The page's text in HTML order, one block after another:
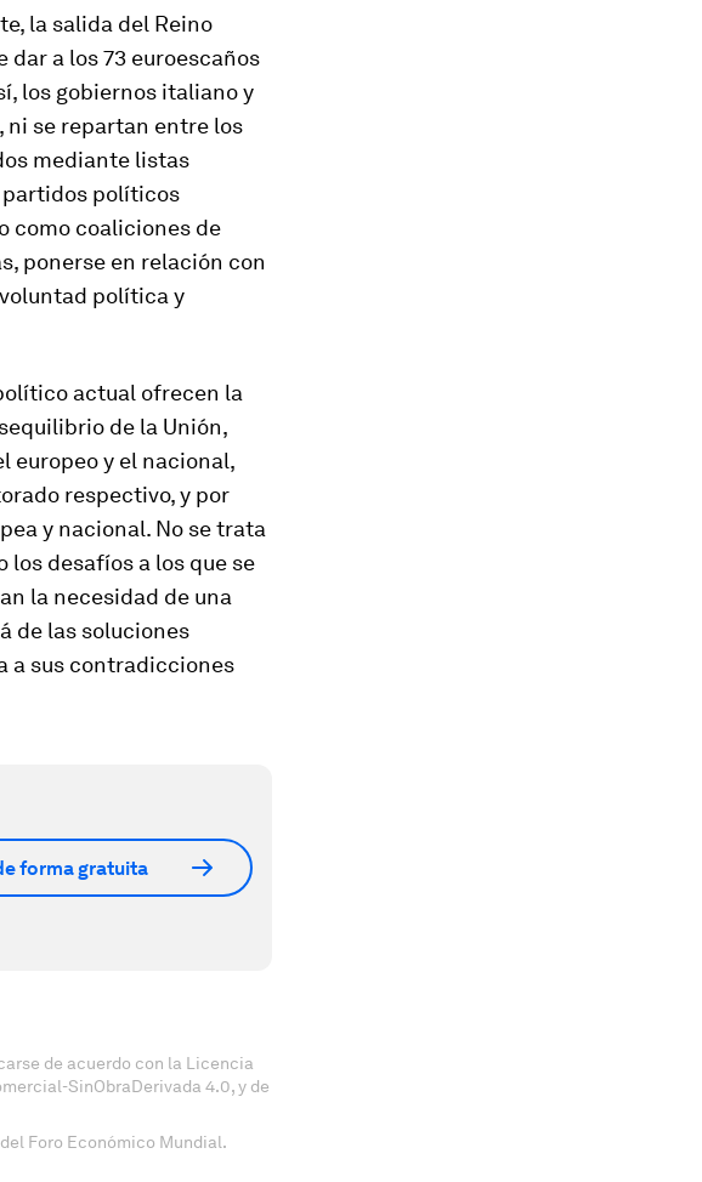
la salida del Reino
dar a los 73 euroescaños
los gobiernos italiano y
ni se repartan entre los
mediante listas
partidos políticos
como coaliciones de
ponerse en relación con
política y
actual ofrecen la
de la Unión,
europeo y el nacional,
respectivo, y por
y nacional. No se trata
los desafíos a los que se
la necesidad de una
de las soluciones
a sus contradicciones
forma gratuita
de acuerdo con la Licencia
SinObraDerivada 4.0, y de
Foro Económico Mundial.